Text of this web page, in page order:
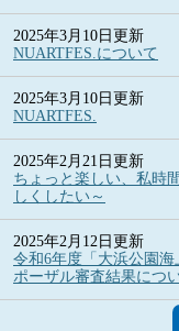
2025年3月10日更新
NUARTFES.について
2025年3月10日更新
NUARTFES.
2025年2月21日更新
ちょっと楽しい、私時
しくしたい～
2025年2月12日更新
令和6年度「大浜公園
ポーザル審査結果につ